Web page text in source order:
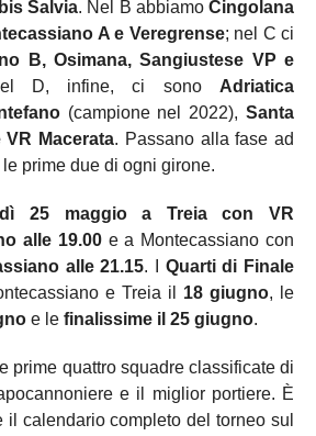
Salvia. Nel B abbiamo Cingolana
A e Veregrense; nel C ci
B, Osimana, Sangiustese VP e
D, infine, ci sono Adriatica
(campione nel 2022),Santa
VR Macerata. Passano alla fase ad
prime due di ogni girone.
25 maggio a Treia con VR
alle 19.00e a Montecassiano con
alle 21.15. I Quarti di Finale
e Treia il 18 giugno, le
e le finalissime il 25 giugno.
prime quattro squadre classificate di
e il miglior portiere. È
il calendario completo del torneo sul